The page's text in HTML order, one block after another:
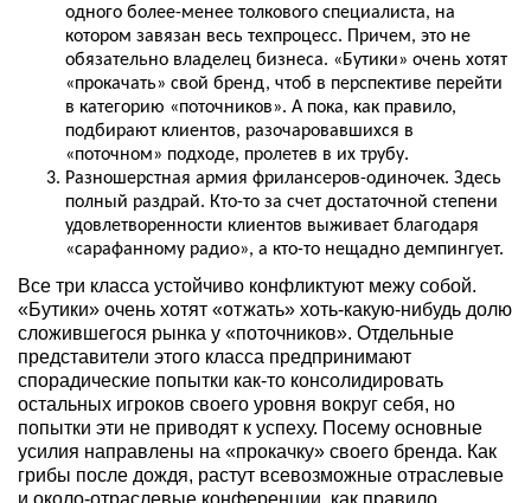
одного более-менее толкового специалиста, на
котором завязан весь техпроцесс. Причем, это не
обязательно владелец бизнеса. «Бутики» очень хотят
«прокачать» свой бренд, чтоб в перспективе перейти
в категорию «поточников». А пока, как правило,
подбирают клиентов, разочаровавшихся в
«поточном» подходе, пролетев в их трубу.
Разношерстная армия фрилансеров-одиночек. Здесь
полный раздрай. Кто-то за счет достаточной степени
удовлетворенности клиентов выживает благодаря
«сарафанному радио», а кто-то нещадно демпингует.
Все три класса устойчиво конфликтуют межу собой.
«Бутики» очень хотят «отжать» хоть-какую-нибудь долю
сложившегося рынка у «поточников». Отдельные
представители этого класса предпринимают
спорадические попытки как-то консолидировать
остальных игроков своего уровня вокруг себя, но
попытки эти не приводят к успеху. Посему основные
усилия направлены на «прокачку» своего бренда. Как
грибы после дождя, растут всевозможные отраслевые
и около-отраслевые конференции, как правило,